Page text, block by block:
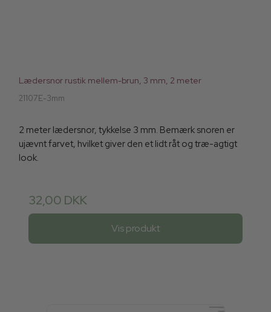
Lædersnor rustik mellem-brun, 3 mm, 2 meter
21107E-3mm
2 meter lædersnor, tykkelse 3 mm. Bemærk snoren er
ujævnt farvet, hvilket giver den et lidt råt og træ-agtigt
look.
32,00 DKK
Vis produkt